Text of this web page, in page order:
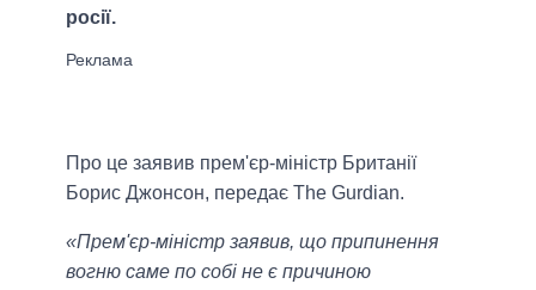
росії.
Про це заявив прем'єр-міністр Британії
Борис Джонсон, передає The Gurdian.
«Прем'єр-міністр заявив, що припинення
вогню саме по собі не є причиною